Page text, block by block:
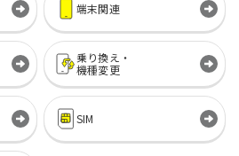
端末関連
乗り換え・
機種変更
SIM